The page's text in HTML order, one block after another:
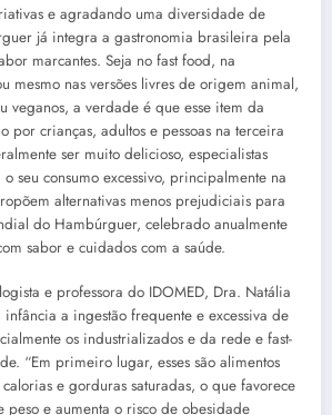
e agradando uma diversidade de
já integra a gastronomia brasileira pela
marcantes. Seja no fast food, na
mesmo nas versões livres de origem animal,
veganos, a verdade é que esse item da
por crianças, adultos e pessoas na terceira
ser muito delicioso, especialistas
seu consumo excessivo, principalmente na
alternativas menos prejudiciais para
do Hambúrguer, celebrado anualmente
sabor e cuidados com a saúde.
e professora do IDOMED, Dra. Natália
infância a ingestão frequente e excessiva de
os industrializados e da rede e fast-
“Em primeiro lugar, esses são alimentos
e gorduras saturadas, o que favorece
peso e aumenta o risco de obesidade